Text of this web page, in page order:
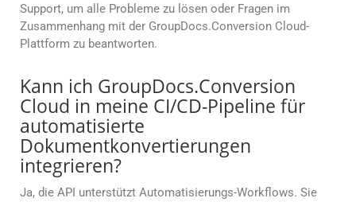
Support, um alle Probleme zu lösen oder Fragen im
Zusammenhang mit der GroupDocs.Conversion Cloud-
Plattform zu beantworten.
Kann ich GroupDocs.Conversion
Cloud in meine CI/CD-Pipeline für
automatisierte
Dokumentkonvertierungen
integrieren?
Ja, die API unterstützt Automatisierungs-Workflows. Sie